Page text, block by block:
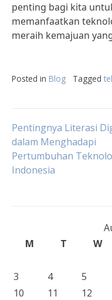
penting bagi kita
memanfaatkan
meraih kemajuan
Posted in Blog Tagged
Post
Pentingnya Literasi
dalam Menghadapi
Pertumbuhan
Indonesia
M
T W
3
4 5
10
11 12